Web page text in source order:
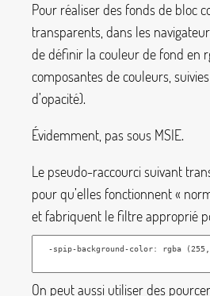
Pour réaliser des fonds de bloc
transparents, dans les
de définir la couleur de fond en
composantes de couleurs,
d’opacité).
Évidemment, pas sous MSIE.
Le pseudo-raccourci suivant
pour qu’elles fonctionnent «
et fabriquent le filtre approprié
On peut aussi utiliser des